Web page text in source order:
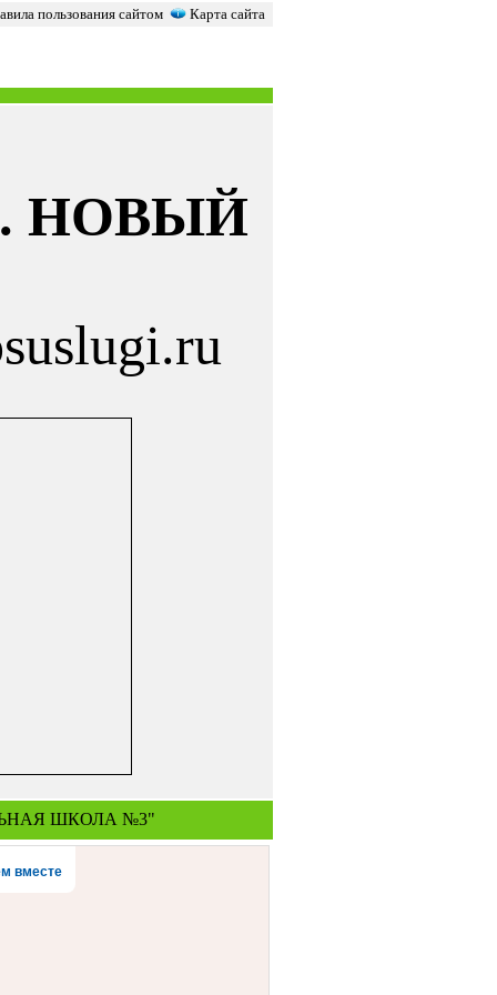
пользования сайтом Карта сайта
НОВЫЙ
ШКОЛА №3"
вместе